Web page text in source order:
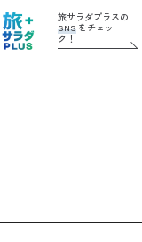
旅サラダプラスの
SNSをチェッ
ク！